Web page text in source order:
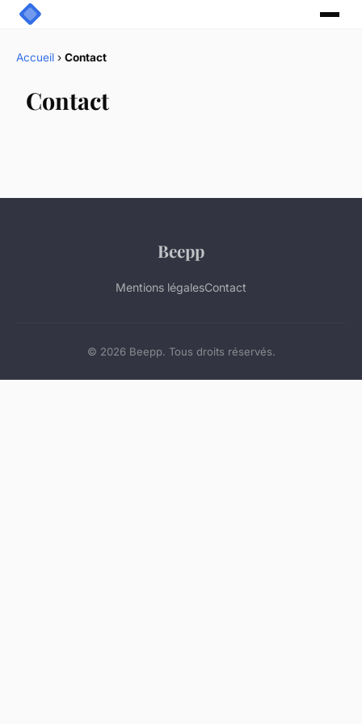
Accueil › Contact
Contact
Beepp
Mentions légalesContact
© 2026 Beepp. Tous droits réservés.